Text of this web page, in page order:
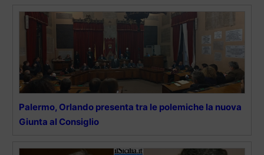
Palermo, Orlando presenta tra le polemiche la nuova
Giunta al Consiglio